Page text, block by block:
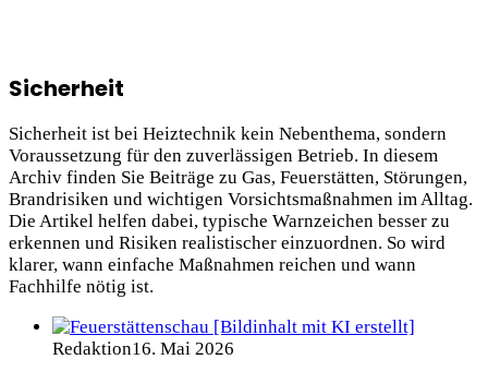
Sicherheit
Sicherheit ist bei Heiztechnik kein Nebenthema, sondern
Voraussetzung für den zuverlässigen Betrieb. In diesem
Archiv finden Sie Beiträge zu Gas, Feuerstätten, Störungen,
Brandrisiken und wichtigen Vorsichtsmaßnahmen im Alltag.
Die Artikel helfen dabei, typische Warnzeichen besser zu
erkennen und Risiken realistischer einzuordnen. So wird
klarer, wann einfache Maßnahmen reichen und wann
Fachhilfe nötig ist.
Redaktion16. Mai 2026